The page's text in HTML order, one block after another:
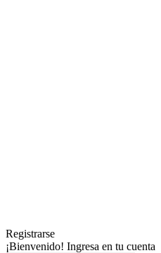
Registrarse
¡Bienvenido! Ingresa en tu cuenta